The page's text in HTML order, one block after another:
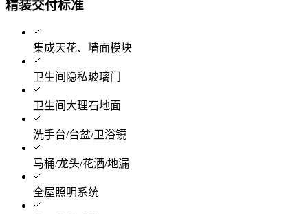
精装交付标准
集成天花、墙面模块
卫生间隐私玻璃门
卫生间大理石地面
洗手台/台盆/卫浴镜
马桶/龙头/花洒/地漏
全屋照明系统